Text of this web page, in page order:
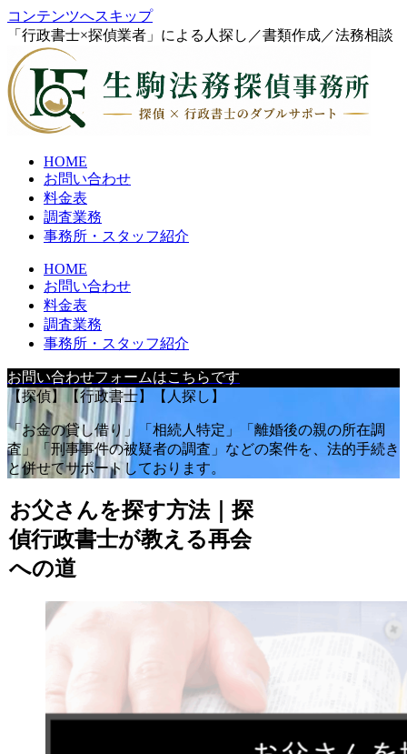
コンテンツへスキップ
「行政書士×探偵業者」による人探し／書類作成／法務相談
HOME
お問い合わせ
料金表
調査業務
事務所・スタッフ紹介
HOME
お問い合わせ
料金表
調査業務
事務所・スタッフ紹介
お問い合わせフォームはこちらです
【探偵】【行政書士】【人探し】
「お金の貸し借り」「相続人特定」「離婚後の親の所在調
査」「刑事事件の被疑者の調査」などの案件を、法的手続き
と併せてサポートしております。
お父さんを探す方法｜探
偵行政書士が教える再会
への道